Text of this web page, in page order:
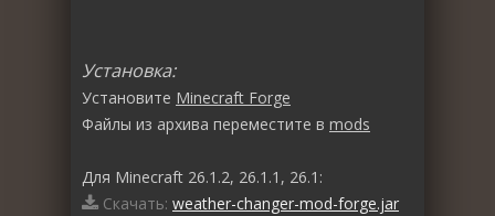
Установка:
Установите Minecraft Forge
Файлы из архива переместите в mods
Для Minecraft 26.1.2, 26.1.1, 26.1:
Скачать: weather-changer-mod-forge.jar